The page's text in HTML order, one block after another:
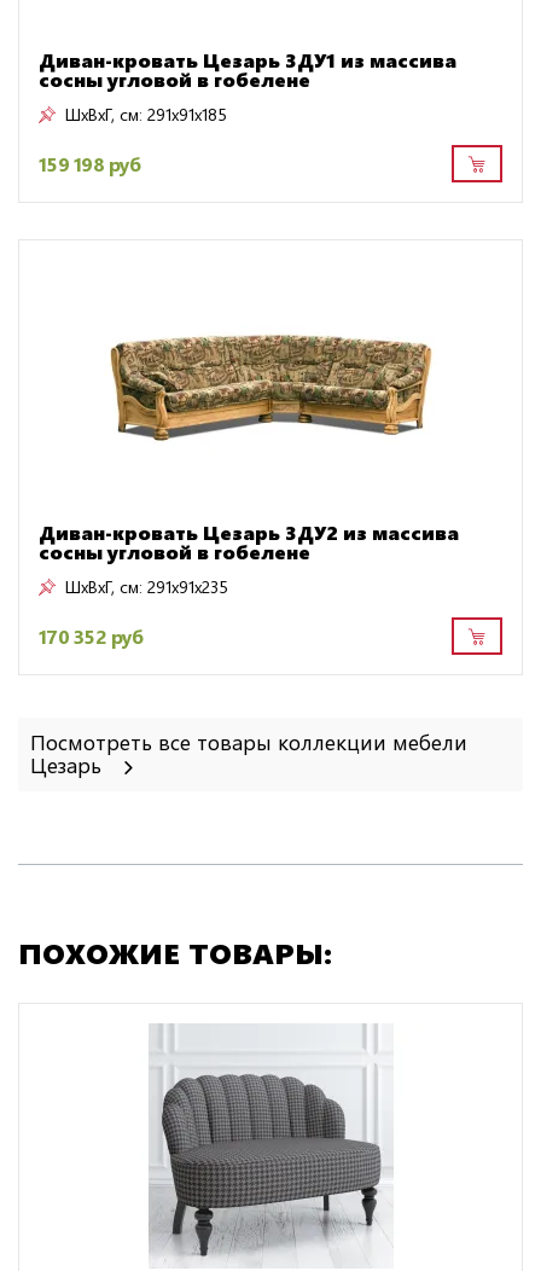
Диван-кровать Цезарь 3ДУ1 из массива
сосны угловой в гобелене
ШxВxГ, см: 291x91x185
159 198 руб
Диван-кровать Цезарь 3ДУ2 из массива
сосны угловой в гобелене
ШxВxГ, см: 291x91x235
170 352 руб
Посмотреть все товары коллекции мебели
Цезарь
ПОХОЖИЕ ТОВАРЫ: